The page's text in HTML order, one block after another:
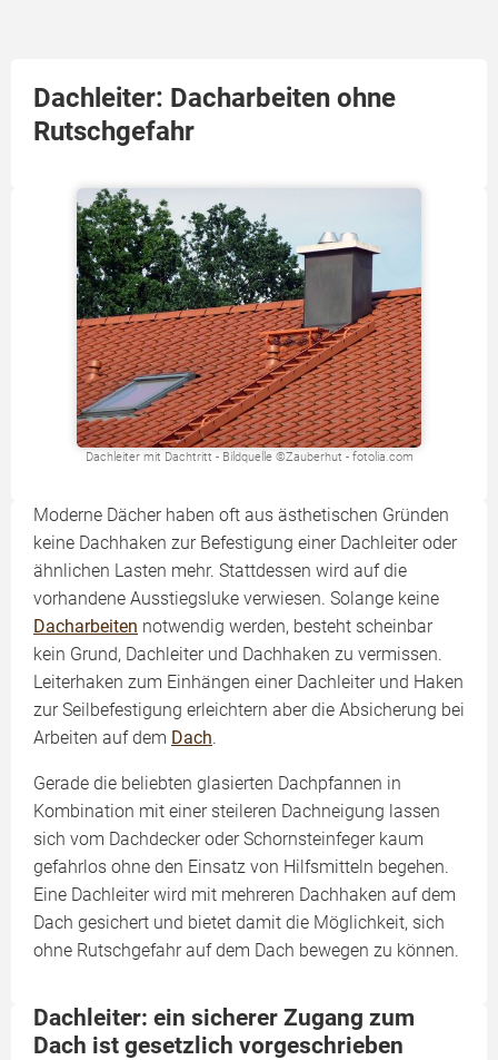
Dachleiter: Dacharbeiten ohne
Rutschgefahr
Dachleiter mit Dachtritt - Bildquelle ©Zauberhut - fotolia.com
Moderne Dächer haben oft aus ästhetischen Gründen
keine Dachhaken zur Befestigung einer Dachleiter oder
ähnlichen Lasten mehr. Stattdessen wird auf die
vorhandene Ausstiegsluke verwiesen. Solange keine
Dacharbeiten notwendig werden, besteht scheinbar
kein Grund, Dachleiter und Dachhaken zu vermissen.
Leiterhaken zum Einhängen einer Dachleiter und Haken
zur Seilbefestigung erleichtern aber die Absicherung bei
Arbeiten auf dem Dach.
Gerade die beliebten glasierten Dachpfannen in
Kombination mit einer steileren Dachneigung lassen
sich vom Dachdecker oder Schornstein­feger kaum
gefahrlos ohne den Einsatz von Hilfsmitteln begehen.
Eine Dachleiter wird mit mehreren Dachhaken auf dem
Dach gesichert und bietet damit die Möglichkeit, sich
ohne Rutschgefahr auf dem Dach bewegen zu können.
Dachleiter: ein sicherer Zugang zum
Dach ist gesetzlich vorgeschrieben